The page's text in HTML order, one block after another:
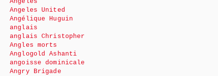
Angeles United
Angélique Huguin
anglais
anglais Christopher
Angles morts
Anglogold Ashanti
angoisse dominicale
Angry Brigade